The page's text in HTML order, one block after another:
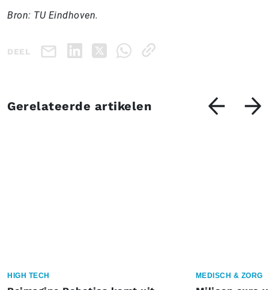
Bron: TU Eindhoven.
DEEL
Gerelateerde artikelen
HIGH TECH MEDISCH & ZORG